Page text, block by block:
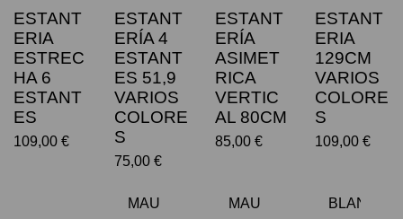
ESTANT
ERIA
ESTREC
HA 6
ESTANT
ES
109,00 €
ESTANT
ERÍA 4
ESTANT
ES 51,9
VARIOS
COLORE
S
75,00 €
ESTANT
ERÍA
ASIMET
RICA
VERTIC
AL 80CM
85,00 €
ESTANT
ERIA
129CM
VARIOS
COLORE
S
109,00 €